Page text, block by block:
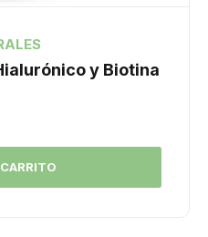
y Biotina